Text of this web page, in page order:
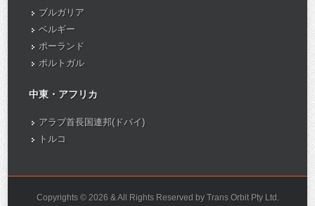
ブルガリア
ベルギー
ポーランド
ポルトガル
中東・アフリカ
アラブ首長国連邦(ドバイ)
トルコ
Copyrights © 2026 & All Rights Reserved by Trans Orbit Pty Ltd.